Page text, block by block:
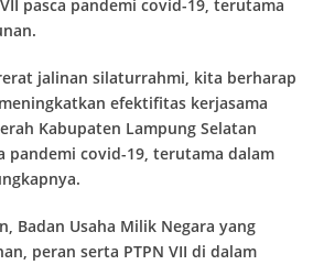
pasca pandemi covid-19, terutama
jalinan silaturrahmi, kita berharap
efektifitas kerjasama
Kabupaten Lampung Selatan
pandemi covid-19, terutama dalam
Badan Usaha Milik Negara yang
peran serta PTPN VII di dalam